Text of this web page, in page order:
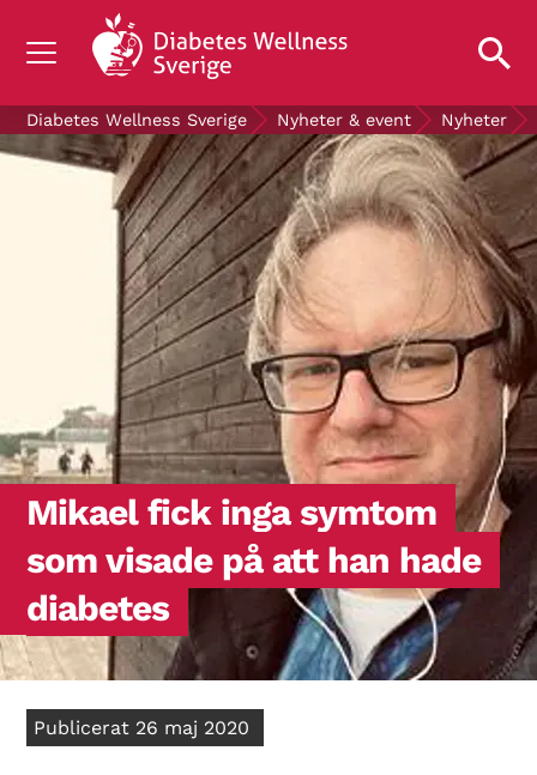
OM DIABETES
STÖD OSS
FORSKNING
NYHETER & EVENT
GRATIS DIABETESPRODUKTER
Blodsockerkollen
Diabetes Wellness Sverige Nyheter & event Nyheter
Mikael fick inga symtom
som visade på att han hade
diabetes
Publicerat 26 maj 2020